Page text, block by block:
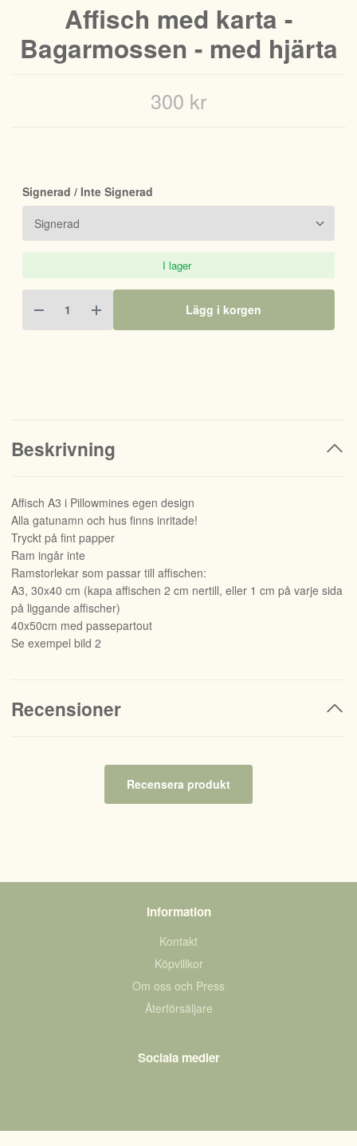
Affisch med karta -
Bagarmossen - med hjärta
300 kr
Signerad / Inte Signerad
I lager
Lägg i korgen
Beskrivning
Affisch A3 i Pillowmines egen design
Alla gatunamn och hus finns inritade!
Tryckt på fint papper
Ram ingår inte
Ramstorlekar som passar till affischen:
A3, 30x40 cm (kapa affischen 2 cm nertill, eller 1 cm på varje sida
på liggande affischer)
40x50cm med passepartout
Se exempel bild 2
Recensioner
Recensera produkt
Information
Kontakt
Köpvillkor
Om oss och Press
Återförsäljare
Sociala medier